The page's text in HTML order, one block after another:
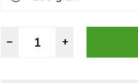
–
Groene
Thee
+